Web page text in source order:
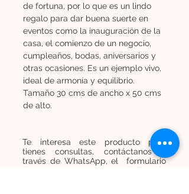
de fortuna, por lo que es un lindo
regalo para dar buena suerte en
eventos como la inauguración de la
casa, el comienzo de un negocio,
cumpleaños, bodas, aniversarios y
otras ocasiones. Es un ejemplo vivo,
ideal de armonía y equilibrio.
Tamaño 30 cms de ancho x 50 cms
de alto.
Te interesa este producto pero
tienes consultas, contáctanos a
través de WhatsApp, el formulario
de contacto o por correo indicando